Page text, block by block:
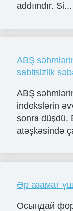
addımdır. Si...
ABŞ
sabitsizlik
ABŞ
indekslərin
sonra düşdü.
atəşkəsində
Әр азамат
Осындай